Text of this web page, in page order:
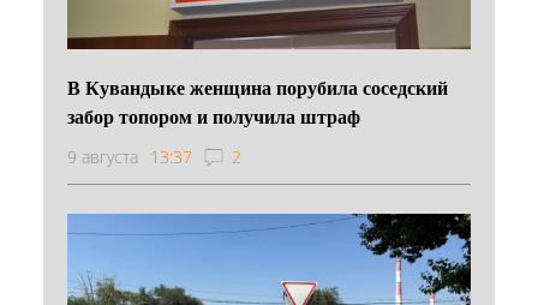
В Кувандыке женщина порубила соседский
забор топором и получила штраф
9 августа 13:37 2